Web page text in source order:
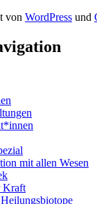
von WordPress und
mit allen Wesen
Kraft